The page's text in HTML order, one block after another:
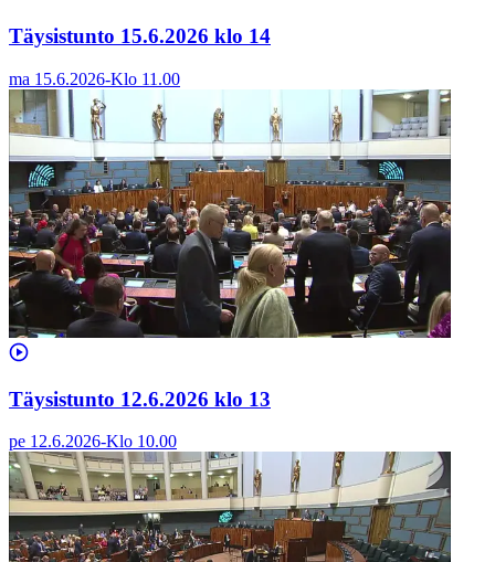
Täysistunto 15.6.2026 klo 14
ma 15.6.2026-Klo 11.00
Täysistunto 12.6.2026 klo 13
pe 12.6.2026-Klo 10.00